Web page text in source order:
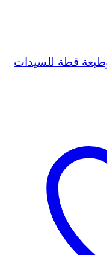
قطة للسيدات